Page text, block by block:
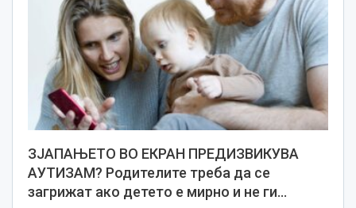
ЗЈАПАЊЕТО ВО ЕКРАН ПРЕДИЗВИКУВА
АУТИЗАМ? Родителите треба да се
загрижат ако детето е мирно и не ги…